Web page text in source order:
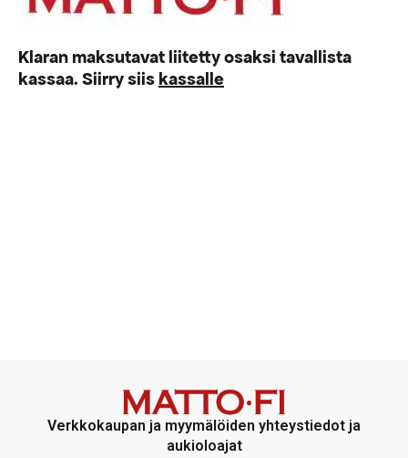
Klaran maksutavat liitetty osaksi tavallista
kassaa. Siirry siis kassalle
Verkkokaupan ja myymälöiden yhteystiedot ja
aukioloajat